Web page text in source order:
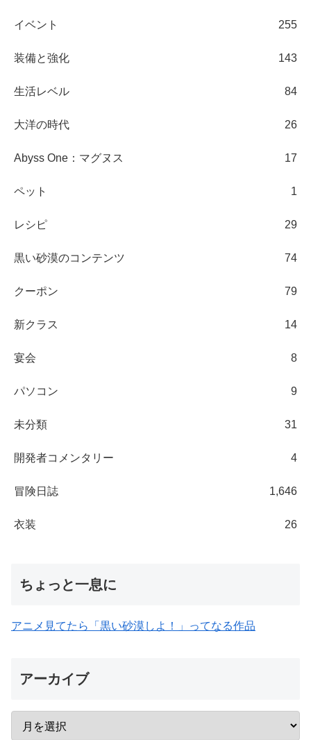
イベント 255
装備と強化 143
生活レベル 84
大洋の時代 26
Abyss One：マグヌス 17
ペット 1
レシピ 29
黒い砂漠のコンテンツ 74
クーポン 79
新クラス 14
宴会 8
パソコン 9
未分類 31
開発者コメンタリー 4
冒険日誌 1,646
衣装 26
ちょっと一息に
アニメ見てたら「黒い砂漠しよ！」ってなる作品
アーカイブ